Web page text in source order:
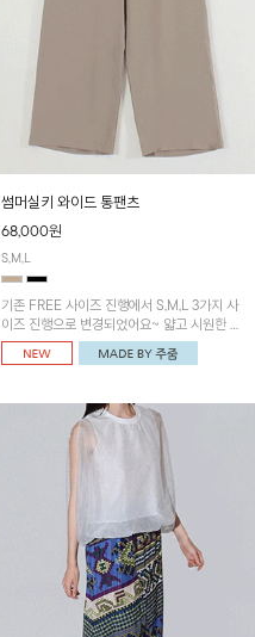
썸머실키 와이드 통팬츠
68,000원
S,M,L
기존 FREE 사이즈 진행에서 S,M,L 3가지 사
이즈 진행으로 변경되었어요~ 얇고 시원한 원
단으로 제작된 와이드팬츠! 베이직한 디자인으
로 코디 활용도가 높은 아이템이에요~